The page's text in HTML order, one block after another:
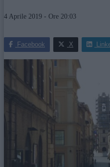
4 Aprile 2019 - Ore 20:03
Facebook X